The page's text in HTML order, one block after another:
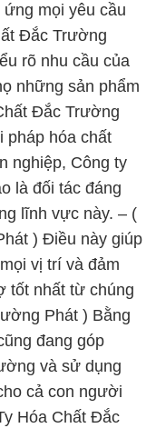
mọi yêu cầu
Đắc Trường
rõ nhu cầu của
những sản phẩm
Đắc Trường
pháp hóa chất
nghiệp, Công ty
là đối tác đáng
lĩnh vực này. – (
) Điều này giúp
vị trí và đảm
tốt nhất từ chúng
Phát ) Bằng
đang góp
và sử dụng
cả con người
Hóa Chất Đắc